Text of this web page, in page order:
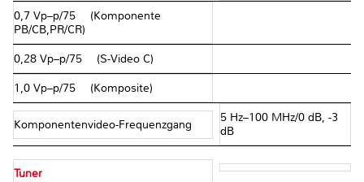
0,7 Vp–p/75 Ω (Komponente
PB/CB,PR/CR)
0,28 Vp–p/75 Ω (S-Video C)
1,0 Vp–p/75 Ω (Komposite)
Komponentenvideo-Frequenzgang
5 Hz–100 MHz/0 dB, -3
dB
Tuner